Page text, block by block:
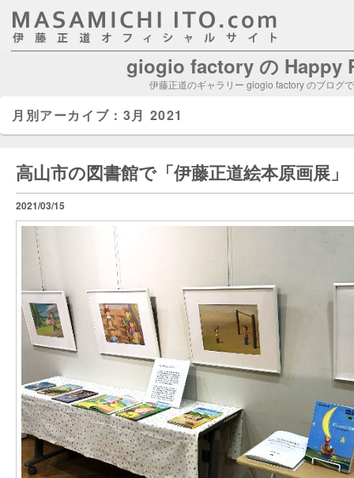
giogio factory の Happy
伊藤正道のギャラリー giogio factory のブログ
月別アーカイブ： 3月 2021
高山市の図書館で「伊藤正道絵本原画展」
2021/03/15